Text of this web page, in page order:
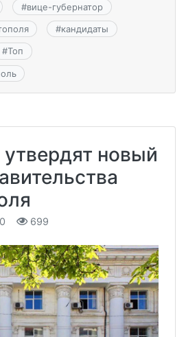
#вице-губернатор
#кандидаты
#Топ
утвердят новый
699